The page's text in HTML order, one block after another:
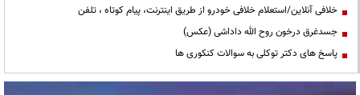
خلافی آنلاین/استعلام خلافی خودرو از طریق اینترنت، پیام کوتاه ، تلفن
جسدغرق درخون روح الله داداشی (عکس)
پاسخ های دکتر توکلی به سوالات کنکوری ها